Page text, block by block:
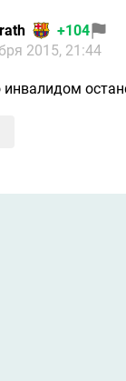
+104
2015, 21:44